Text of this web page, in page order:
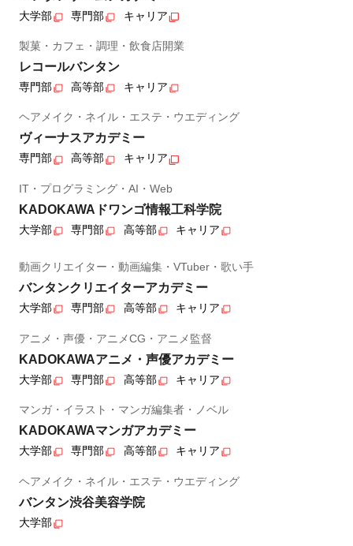
大学部 専門部 キャリア
製菓・カフェ・調理・飲食店開業
レコールバンタン
専門部 高等部 キャリア
ヘアメイク・ネイル・エステ・ウエディング
ヴィーナスアカデミー
専門部 高等部 キャリア
IT・プログラミング・AI・Web
KADOKAWAドワンゴ情報工科学院
大学部 専門部 高等部 キャリア
動画クリエイター・動画編集・VTuber・歌い手
バンタンクリエイターアカデミー
大学部 専門部 高等部 キャリア
アニメ・声優・アニメCG・アニメ監督
KADOKAWAアニメ・声優アカデミー
大学部 専門部 高等部 キャリア
マンガ・イラスト・マンガ編集者・ノベル
KADOKAWAマンガアカデミー
大学部 専門部 高等部 キャリア
ヘアメイク・ネイル・エステ・ウエディング
バンタン渋谷美容学院
大学部